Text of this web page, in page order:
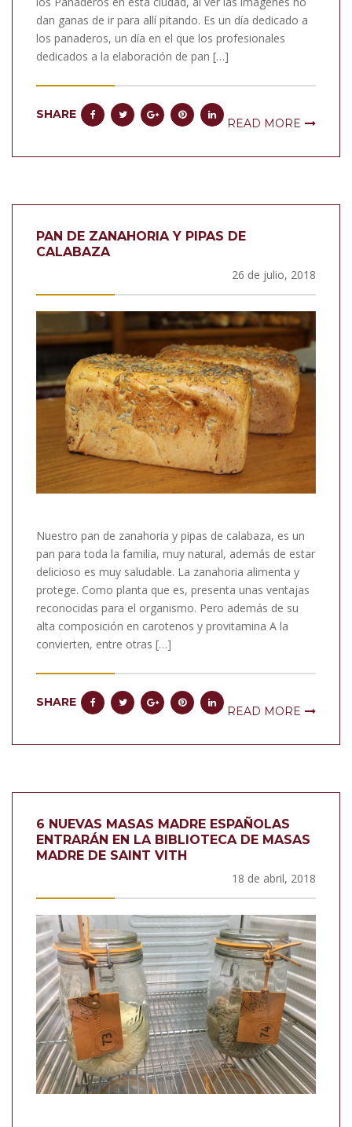
dan ganas de ir para allí pitando. Es un día dedicado a
los panaderos, un día en el que los profesionales
dedicados a la elaboración de pan […]
SHARE
READ MORE
PAN DE ZANAHORIA Y PIPAS DE
CALABAZA
26 de julio, 2018
Nuestro pan de zanahoria y pipas de calabaza, es un
pan para toda la familia, muy natural, además de estar
delicioso es muy saludable. La zanahoria alimenta y
protege. Como planta que es, presenta unas ventajas
reconocidas para el organismo. Pero además de su
alta composición en carotenos y provitamina A la
convierten, entre otras […]
SHARE
READ MORE
6 NUEVAS MASAS MADRE ESPAÑOLAS
ENTRARÁN EN LA BIBLIOTECA DE MASAS
MADRE DE SAINT VITH
18 de abril, 2018